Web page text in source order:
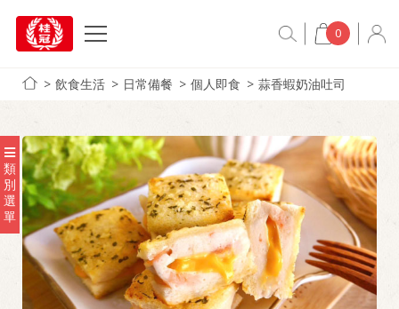
0
飲食生活 日常備餐 個人即食 蒜香蝦奶油吐司
類
別
選
單